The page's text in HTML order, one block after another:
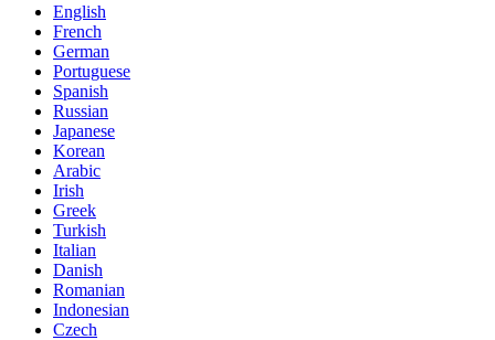
English
French
German
Portuguese
Spanish
Russian
Japanese
Korean
Arabic
Irish
Greek
Turkish
Italian
Danish
Romanian
Indonesian
Czech